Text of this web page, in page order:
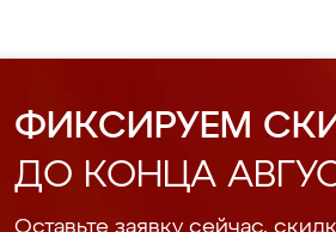
ФИКСИРУЕМ
ДО КОНЦА
Оставьте заявку сейчас,